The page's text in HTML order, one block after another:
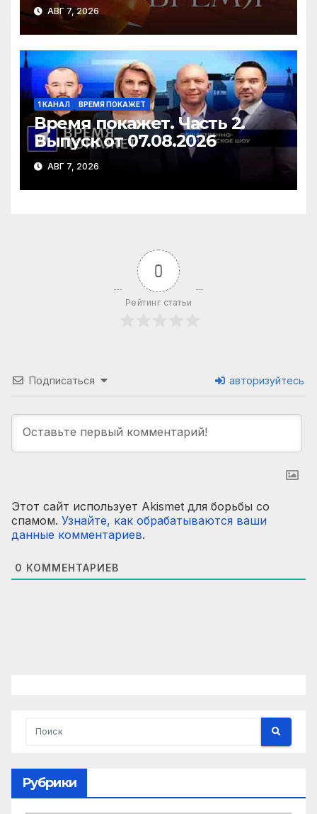
АВГ 7, 2026
1 КАНАЛ ВРЕМЯ ПОКАЖЕТ
Время покажет. Часть 2.
Выпуск от 07.08.2026
АВГ 7, 2026
0
Рейтинг статьи
Подписаться авторизуйтесь
Этот сайт использует Akismet для борьбы со
спамом. Узнайте, как обрабатываются ваши
данные комментариев.
0 КОММЕНТАРИЕВ
Рубрики